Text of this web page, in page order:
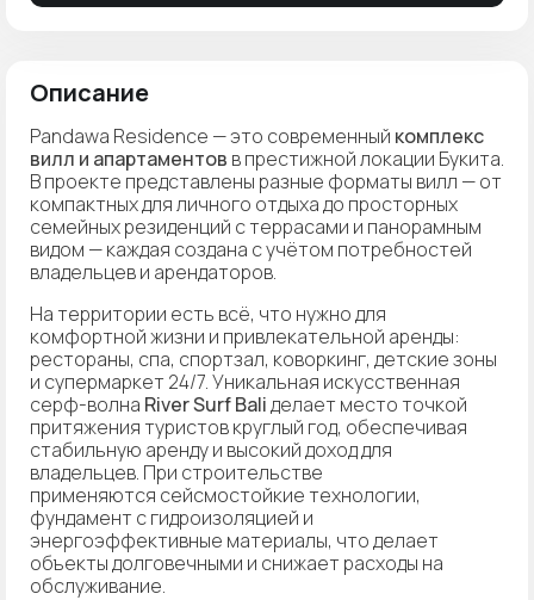
Описание
Pandawa Residence — это современный комплекс
вилл и апартаментов в престижной локации Букита.
В проекте представлены разные форматы вилл — от
компактных для личного отдыха до просторных
семейных резиденций с террасами и панорамным
видом — каждая создана с учётом потребностей
владельцев и арендаторов.
На территории есть всё, что нужно для
комфортной жизни и привлекательной аренды:
рестораны, спа, спортзал, коворкинг, детские зоны
и супермаркет 24/7. Уникальная искусственная
серф-волна River Surf Baliделает место точкой
притяжения туристов круглый год, обеспечивая
стабильную аренду и высокий доход для
владельцев. При строительстве
применяются сейсмостойкие технологии,
фундамент с гидроизоляцией и
энергоэффективные материалы, что делает
объекты долговечными и снижает расходы на
обслуживание.